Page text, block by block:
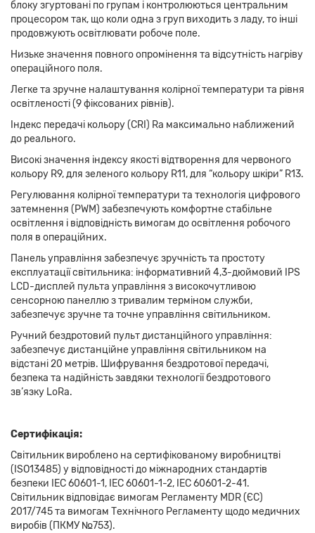
блоку згуртовані по групам і контролюються центральним
процесором так, що коли одна з груп виходить з ладу, то інші
продовжують освітлювати робоче поле.
Низьке значення повного опромінення та відсутність нагріву
операційного поля.
Легке та зручне налаштування колірної температури та рівня
освітленості (9 фіксованих рівнів).
Індекс передачі кольору (CRI) Ra максимально наближений
до реального.
Високі значення індексу якості відтворення для червоного
кольору R9, для зеленого кольору R11, для “кольору шкіри” R13.
Регулювання колірної температури та технологія цифрового
затемнення (PWM) забезпечують комфортне стабільне
освітлення і відповідність вимогам до освітлення робочого
поля в операційних.
Панель управління забезпечує зручність та простоту
експлуатації світильника: інформативний 4,3-дюймовий IPS
LCD-дисплей пульта управління з високочутливою
сенсорною панеллю з тривалим терміном служби,
забезпечує зручне та точне управління світильником.
Ручний бездротовий пульт дистанційного управління:
забезпечує дистанційне управління світильником на
відстані 20 метрів. Шифрування бездротової передачі,
безпека та надійність завдяки технології бездротового
зв’язку LoRa.
Сертифікація:
Світильник вироблено на сертифікованому виробництві
(ISO13485) у відповідності до міжнародних стандартів
безпеки IEC 60601-1, IEC 60601-1-2, IEC 60601-2-41.
Світильник відповідає вимогам Регламенту MDR (ЄС)
2017/745 та вимогам Технічного Регламенту щодо медичних
виробів (ПКМУ №753).